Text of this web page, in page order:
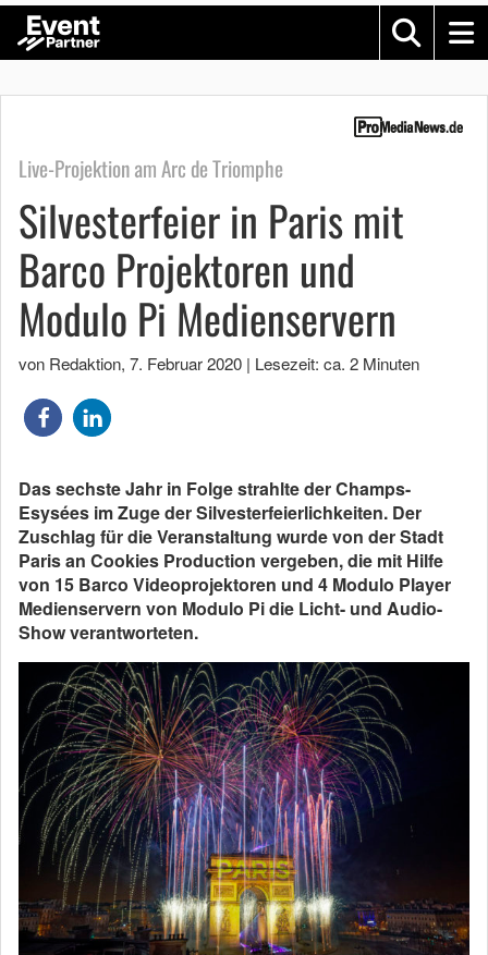
Live-Projektion am Arc de Triomphe
Silvesterfeier in Paris mit
Barco Projektoren und
Modulo Pi Medienservern
von Redaktion, 7. Februar 2020 | Lesezeit: ca. 2 Minuten
Das sechste Jahr in Folge strahlte der Champs-
Esysées im Zuge der Silvesterfeierlichkeiten. Der
Zuschlag für die Veranstaltung wurde von der Stadt
Paris an Cookies Production vergeben, die mit Hilfe
von 15 Barco Videoprojektoren und 4 Modulo Player
Medienservern von Modulo Pi die Licht- und Audio-
Show verantworteten.